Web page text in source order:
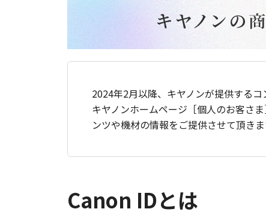
2024年2月以降、キヤノンが提供する
キヤノンホームページ［個人のお客さ
ンツや機材の情報をご提供させて頂きま
Canon IDとは